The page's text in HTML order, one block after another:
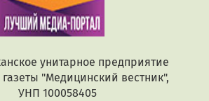
унитарное предприятие
"Медицинский вестник",
УНП 100058405